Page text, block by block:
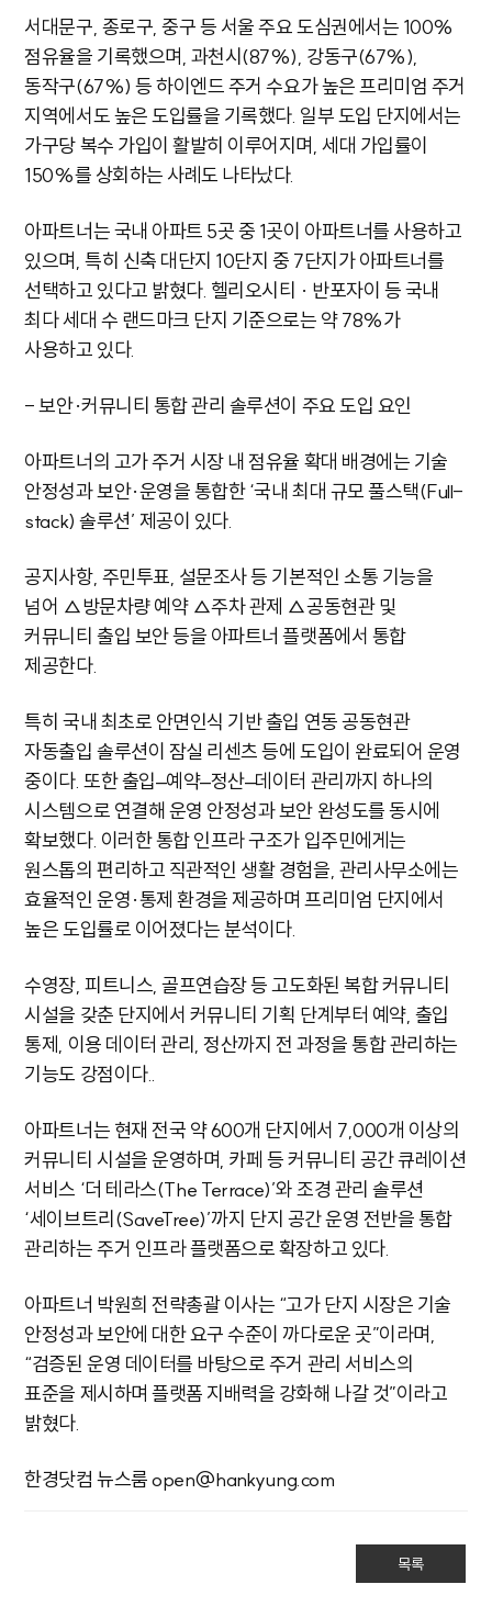
서대문구, 종로구, 중구 등 서울 주요 도심권에서는 100%
점유율을 기록했으며, 과천시(87%), 강동구(67%),
동작구(67%) 등 하이엔드 주거 수요가 높은 프리미엄 주거
지역에서도 높은 도입률을 기록했다. 일부 도입 단지에서는
가구당 복수 가입이 활발히 이루어지며, 세대 가입률이
150%를 상회하는 사례도 나타났다.
아파트너는 국내 아파트 5곳 중 1곳이 아파트너를 사용하고
있으며, 특히 신축 대단지 10단지 중 7단지가 아파트너를
선택하고 있다고 밝혔다. 헬리오시티 · 반포자이 등 국내
최다 세대 수 랜드마크 단지 기준으로는 약 78%가
사용하고 있다.
- 보안·커뮤니티 통합 관리 솔루션이 주요 도입 요인
아파트너의 고가 주거 시장 내 점유율 확대 배경에는 기술
안정성과 보안·운영을 통합한 ‘국내 최대 규모 풀스택(Full-
stack) 솔루션’ 제공이 있다.
공지사항, 주민투표, 설문조사 등 기본적인 소통 기능을
넘어 △방문차량 예약 △주차 관제 △공동현관 및
커뮤니티 출입 보안 등을 아파트너 플랫폼에서 통합
제공한다.
특히 국내 최초로 안면인식 기반 출입 연동 공동현관
자동출입 솔루션이 잠실 리센츠 등에 도입이 완료되어 운영
중이다. 또한 출입–예약–정산–데이터 관리까지 하나의
시스템으로 연결해 운영 안정성과 보안 완성도를 동시에
확보했다. 이러한 통합 인프라 구조가 입주민에게는
원스톱의 편리하고 직관적인 생활 경험을, 관리사무소에는
효율적인 운영·통제 환경을 제공하며 프리미엄 단지에서
높은 도입률로 이어졌다는 분석이다.
수영장, 피트니스, 골프연습장 등 고도화된 복합 커뮤니티
시설을 갖춘 단지에서 커뮤니티 기획 단계부터 예약, 출입
통제, 이용 데이터 관리, 정산까지 전 과정을 통합 관리하는
기능도 강점이다..
아파트너는 현재 전국 약 600개 단지에서 7,000개 이상의
커뮤니티 시설을 운영하며, 카페 등 커뮤니티 공간 큐레이션
서비스 ‘더 테라스(The Terrace)’와 조경 관리 솔루션
‘세이브트리(SaveTree)’까지 단지 공간 운영 전반을 통합
관리하는 주거 인프라 플랫폼으로 확장하고 있다.
아파트너 박원희 전략총괄 이사는 “고가 단지 시장은 기술
안정성과 보안에 대한 요구 수준이 까다로운 곳”이라며,
“검증된 운영 데이터를 바탕으로 주거 관리 서비스의
표준을 제시하며 플랫폼 지배력을 강화해 나갈 것”이라고
밝혔다.
한경닷컴 뉴스룸 open@hankyung.com
목록